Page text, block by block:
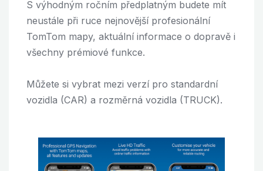
S výhodným ročním předplatným budete mít
neustále při ruce nejnovější profesionální
TomTom mapy, aktuální informace o dopravě i
všechny prémiové funkce.
Můžete si vybrat mezi verzí pro standardní
vozidla (CAR) a rozměrná vozidla (TRUCK).